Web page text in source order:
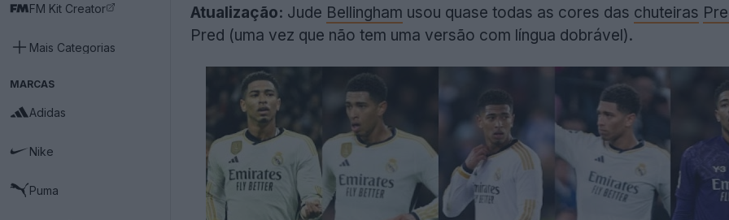
FM Kit Creator
Mais Categorias
MARCAS
Adidas
Nike
Puma
Atualização: Jude Bellingham usou quase todas as cores das chuteiras
Pred (uma vez que não tem uma versão com língua dobrável).